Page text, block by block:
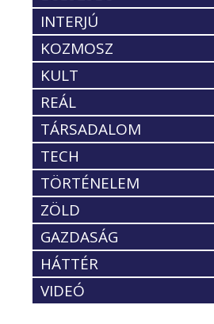
INTERJÚ
KOZMOSZ
KULT
REÁL
TÁRSADALOM
TECH
TÖRTÉNELEM
ZÖLD
GAZDASÁG
HÁTTÉR
VIDEÓ